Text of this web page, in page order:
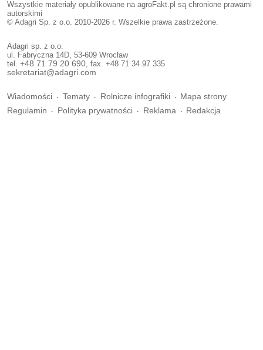
Wszystkie materiały opublikowane na agroFakt.pl są chronione prawami
autorskimi
© Adagri Sp. z o.o. 2010-2026 r. Wszelkie prawa zastrzeżone.
Adagri sp. z o.o.
ul. Fabryczna 14D, 53-609 Wrocław
tel. +48 71 79 20 690 , fax. +48 71 34 97 335
sekretariat@adagri.com
Wiadomości Tematy Rolnicze infografiki
Mapa strony
Regulamin
Polityka prywatności Reklama Redakcja